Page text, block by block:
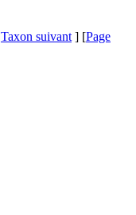
Taxon suivant ] [Page